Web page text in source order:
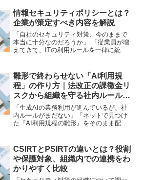
業のDX推進やリモートワークの定着によ
り、従業員がオフィ...
情報セキュリティポリシーとは？
企業が策定すべき内容を解説
「自社のセキュリティ対策、今のままで
本当に十分なのだろうか」 「従業員が増
えてきて、ITの利用ルールを一律に統一
務の利便性が向上した反面、サイバー攻
撃のリスクや情報漏え...
雛形で終わらせない「AI利用規
程」の作り方｜法改正の課徴金リ
スクから組織を守る社内ルールの
明文化
「生成AIの業務利用が進んでいるが、社
内ルールがまだない」「ネットで見つけ
た『AI利用規程の雛形』をそのまま配布
企業や自治体の生産性を爆発的に高める
必須ツールと...
CSIRTとPSIRTの違いとは？役割
や保護対象、組織内での連携をわ
かりやすく比較